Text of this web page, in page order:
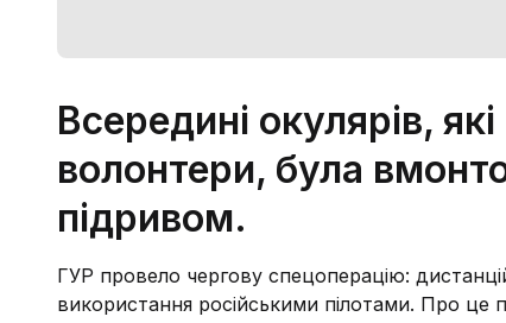
Всередині окулярів,
волонтери, була
підривом.
ГУР провело чергову спецоперацію:
використання російськими пілотами. Про це